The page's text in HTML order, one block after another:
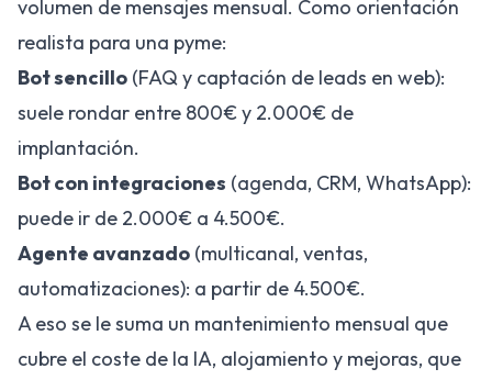
volumen de mensajes mensual. Como orientación
realista para una pyme:
Bot sencillo (FAQ y captación de leads en web):
suele rondar entre 800€ y 2.000€ de
implantación.
Bot con integraciones (agenda, CRM, WhatsApp):
puede ir de 2.000€ a 4.500€.
Agente avanzado (multicanal, ventas,
automatizaciones): a partir de 4.500€.
A eso se le suma un mantenimiento mensual que
cubre el coste de la IA, alojamiento y mejoras, que